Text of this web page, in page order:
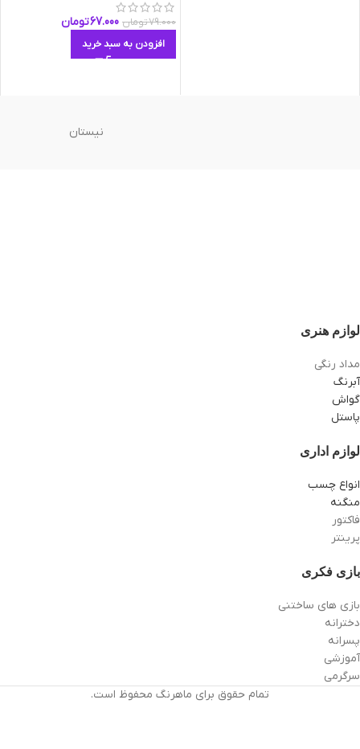
79.000تومان 67.000تومان
افزودن به سبد خرید
نیستان
لوازم هنری
مداد رنگی
آبرنگ
گواش
پاستل
لوازم اداری
انواع چسب
منگنه
فاکتور
پرینتر
بازی فکری
بازی های ساختنی
دخترانه
پسرانه
آموزشی
سرگرمی
تمام حقوق برای ماهرنگ محفوظ است.